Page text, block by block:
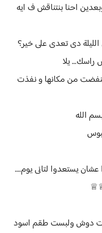
احنا بنتناقش ف ايه
دى تعدى على خير؟
يلا
من مكانها و نفذت
الله
يستعدوا لتانى يوم....
دوش ولبست طقم اسود